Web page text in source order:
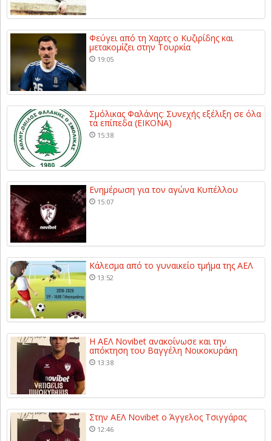
Φεύγει από τη Χαρτς ο Κυζιρίδης και
μετακομίζει στην Τουρκία
19:05
Σμόλικας Φαλάνης: Συνεχής εξέλιξη σε όλα
τα επίπεδα (ΕΙΚΟΝΑ)
15:38
Ενημέρωση για τον αγώνα Κυπέλλου
15:07
Κάλεσμα από το γυναικείο τμήμα της ΑΕΛ
13:52
Η ΑΕΛ Novibet ανακοίνωσε και την
απόκτηση του Βαγγέλη Νοικοκυράκη
13:38
Στην ΑΕΛ Novibet ο Άγγελος Τσιγγάρας
12:46